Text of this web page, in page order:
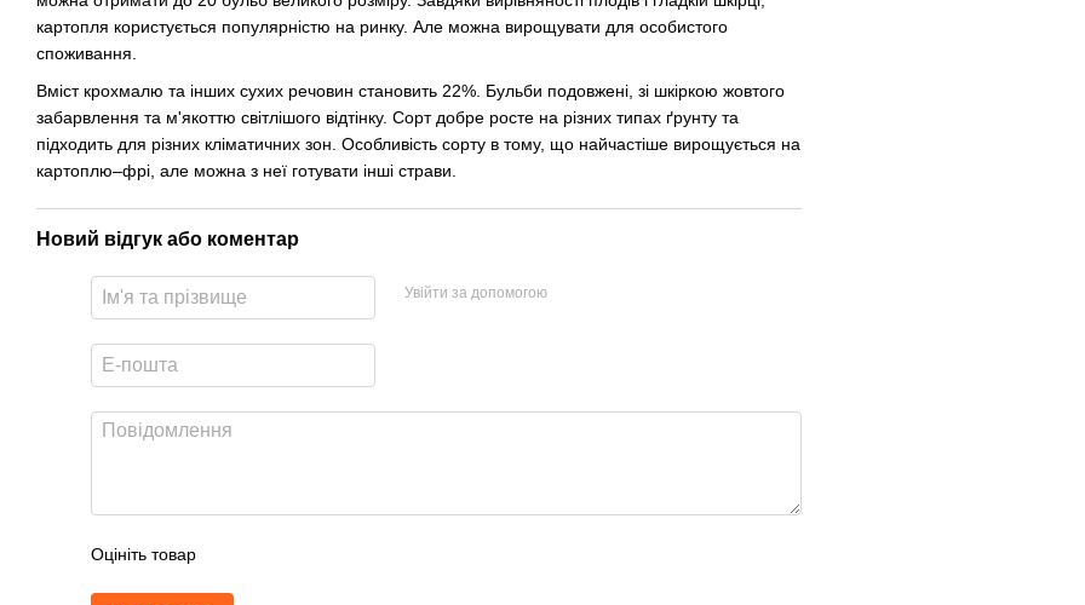
картопля користується популярністю на ринку. Але можна вирощувати для особистого
споживання.
Вміст крохмалю та інших сухих речовин становить 22%. Бульби подовжені, зі шкіркою жовтого
забарвлення та м'якоттю світлішого відтінку. Сорт добре росте на різних типах ґрунту та
підходить для різних кліматичних зон. Особливість сорту в тому, що найчастіше вирощується на
картоплю–фрі, але можна з неї готувати інші страви.
Новий відгук або коментар
Увійти за допомогою
Оцініть товар